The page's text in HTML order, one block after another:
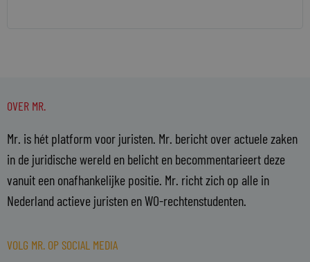
OVER MR.
Mr. is hét platform voor juristen. Mr. bericht over actuele zaken
in de juridische wereld en belicht en becommentarieert deze
vanuit een onafhankelijke positie. Mr. richt zich op alle in
Nederland actieve juristen en WO-rechtenstudenten.
VOLG MR. OP SOCIAL MEDIA